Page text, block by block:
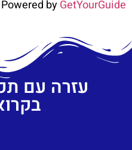
Powered byGetYourGuide
עזרה עם